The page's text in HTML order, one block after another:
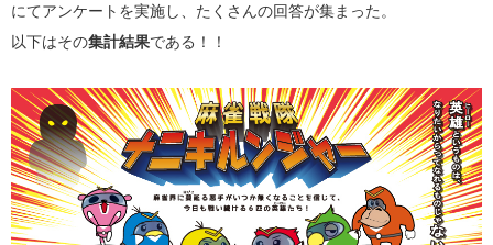
にてアンケートを実施し、たくさんの回答が集まった。
以下はその集計結果である！！